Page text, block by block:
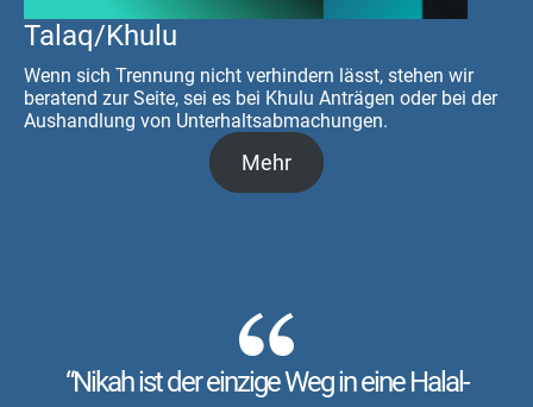
Talaq/Khulu
Wenn sich Trennung nicht verhindern lässt, stehen wir
beratend zur Seite, sei es bei Khulu Anträgen oder bei der
Aushandlung von Unterhaltsabmachungen.
Mehr
“Nikah ist der einzige Weg in eine Halal-